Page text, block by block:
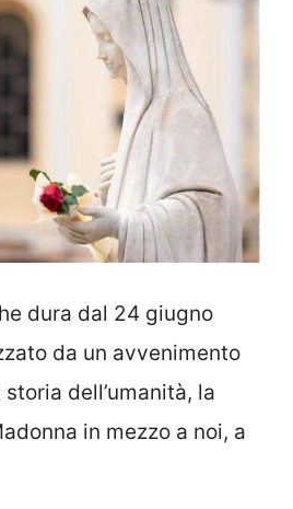
dura dal 24 giugno
da un avvenimento
dell’umanità, la
in mezzo a noi, a